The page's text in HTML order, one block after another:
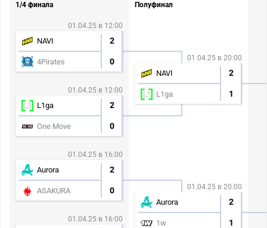
1/4 финала
01.04.25 в 12:00
NAVI 2
4Pirates 0
01.04.25 в 12:00
L1ga 2
One Move 0
01.04.25 в 16:00
Aurora 2
ASAKURA 0
01.04.25 в 16:00
Полуфинал
01.04.25 в 20:00
NAVI 2
L1ga 1
01.04.25 в 20:00
Aurora 2
1w 1